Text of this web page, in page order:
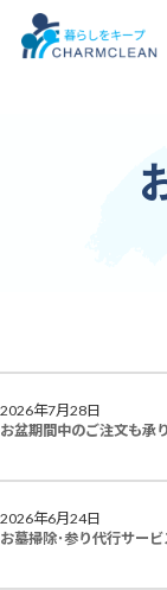
2026年7月28日
お盆期間中のご注文も承
2026年6月24日
お墓掃除･参り代行サービ